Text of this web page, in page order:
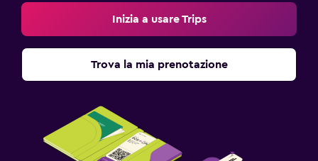
Inizia a usare Trips
Trova la mia prenotazione